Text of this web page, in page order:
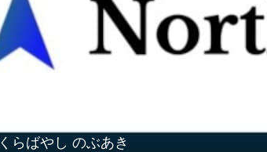
くらばやし のぶあき